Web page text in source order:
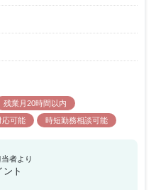
残業月20時間以内
応可能 時短勤務相談可能
者より
ント